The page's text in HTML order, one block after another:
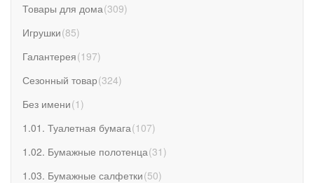
Товары для дома(309)
Игрушки(85)
Галантерея(197)
Сезонный товар(324)
Без имени(1 )
1.01. Туалетная бумага(107)
1.02. Бумажные полотенца(31 )
1.03. Бумажные салфетки(50)